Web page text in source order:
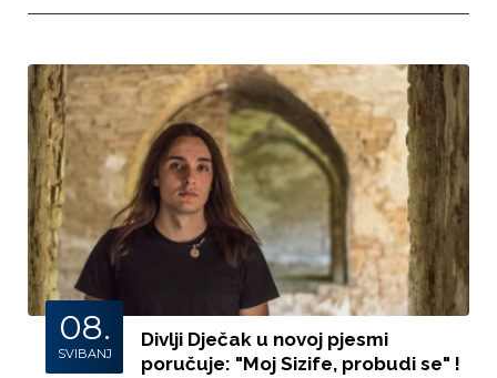
08.
SVIBANJ
Divlji Dječak u novoj pjesmi
poručuje: "Moj Sizife, probudi se" !